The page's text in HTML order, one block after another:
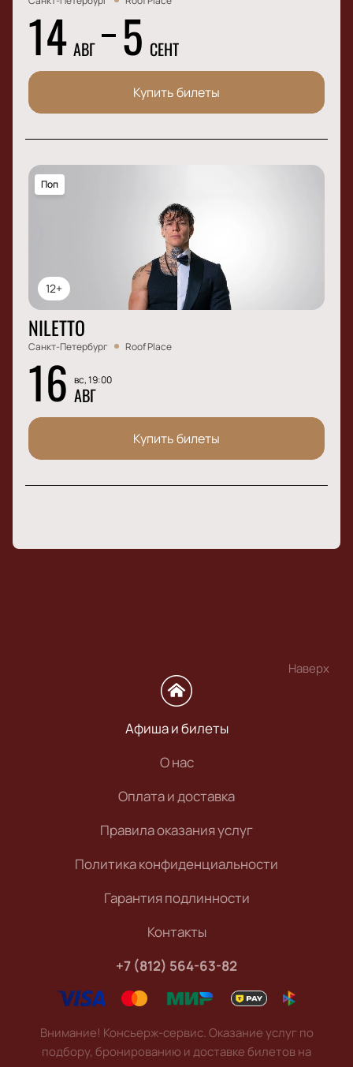
14 АВГ 5 СЕНТ
Купить билеты
12+
Поп
NILETTO
Санкт-Петербург Roof Place
16 вс, 19:00
АВГ
Купить билеты
Наверх
Афиша и билеты
О нас
Оплата и доставка
Правила оказания услуг
Политика конфиденциальности
Гарантия подлинности
Контакты
+7 (812) 564-63-82
Внимание! Консьерж-сервис. Оказание услуг по
подбору, бронированию и доставке билетов на